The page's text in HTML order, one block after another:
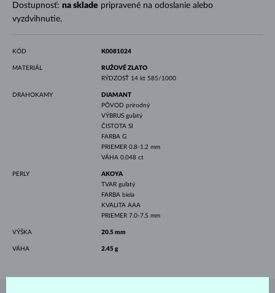
Dostupnosť: na sklade pripravené na odoslanie alebo
vyzdvihnutie.
KÓD K0081024
MATERIÁL
RUŽOVÉ ZLATO
RÝDZOSŤ 14 kt 585/1000
DRAHOKAMY
DIAMANT
PÔVOD prírodný
VÝBRUS guľatý
ČISTOTA SI
FARBA G
PRIEMER 0.8-1.2 mm
VÁHA 0.048 ct
PERLY
AKOYA
TVAR guľatý
FARBA biela
KVALITA AAA
PRIEMER 7.0-7.5 mm
VÝŠKA 20.5 mm
VÁHA 2.45 g